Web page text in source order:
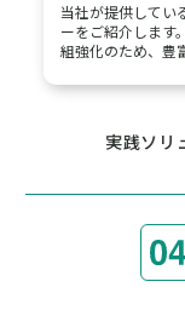
当社が提供してい
ーをご紹介します
組強化のため、豊
実践ソリ